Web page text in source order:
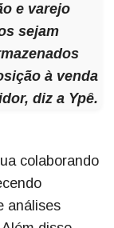
e varejo
sejam
à venda
diz a Ypê.
colaborando
análises